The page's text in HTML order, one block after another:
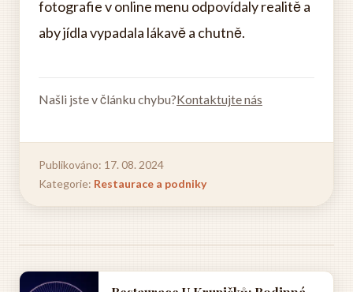
fotografie v online menu odpovídaly realitě a
aby jídla vypadala lákavě a chutně.
Našli jste v článku chybu?Kontaktujte nás
Publikováno: 17. 08. 2024
Kategorie: Restaurace a podniky